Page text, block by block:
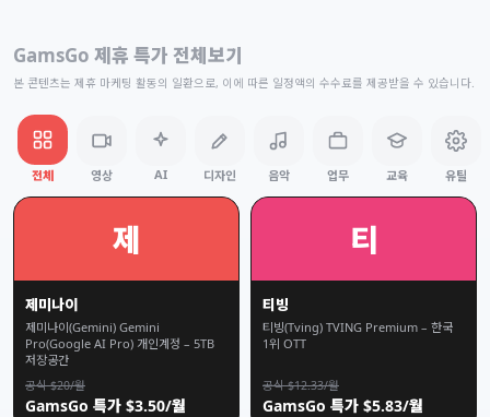
GamsGo 제휴 특가 전체보기
본 콘텐츠는 제휴 마케팅 활동의 일환으로, 이에 따른 일정액의 수수료를 제공받을 수 있습니다.
전체 영상 AI 디자인 음악 업무 교육 유틸
제
제미나이
제미나이(Gemini) Gemini
Pro(Google AI Pro) 개인계정 – 5TB
저장공간
공식 $20/월
GamsGo 특가 $3.50/월
티
티빙
티빙(Tving) TVING Premium – 한국
1위 OTT
공식 $12.33/월
GamsGo 특가 $5.83/월